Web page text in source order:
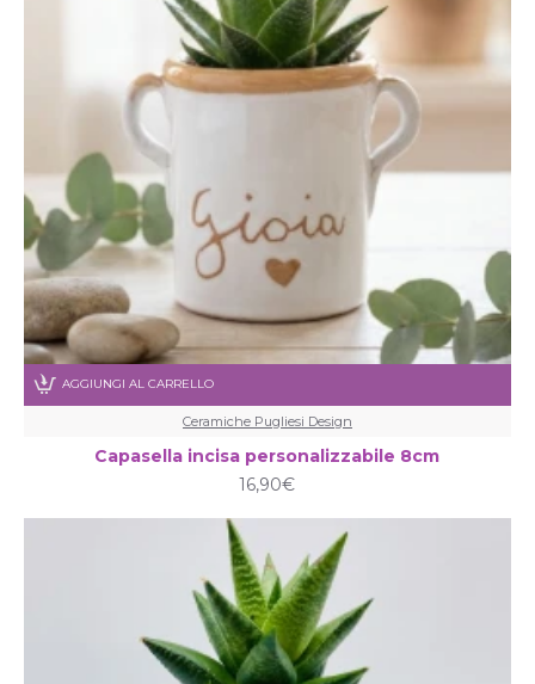
Ceramiche Pugliesi Design
Capasella incisa personalizzabile 8cm
16,90€
AGGIUNGI AL CARRELLO